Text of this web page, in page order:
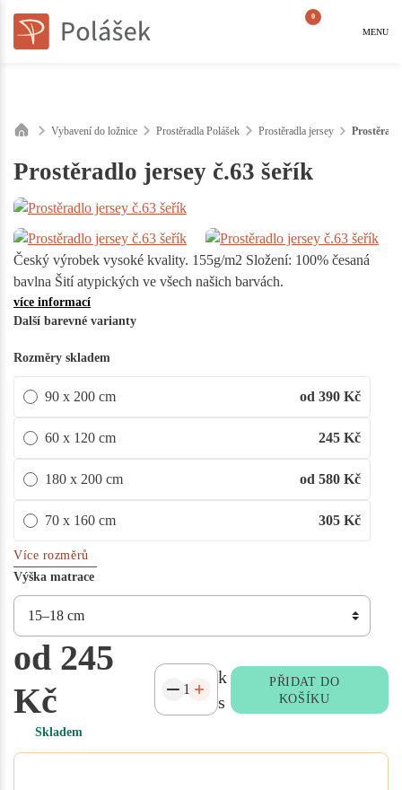
0
MENU
Vybavení do ložnice Prostěradla Polášek Prostěradla jersey
Prostěradlo jersey č.63 šeřík
Český výrobek vysoké kvality. 155g/m2 Složení: 100% česaná
bavlna Šití atypických ve všech našich barvách.
více informací
Další barevné varianty
Rozměry skladem
90 x 200 cm od 390 Kč
60 x 120 cm 245 Kč
180 x 200 cm od 580 Kč
70 x 160 cm 305 Kč
Více rozměrů
Výška matrace
od 245
Kč
Skladem
k
s
PŘIDAT DO
KOŠÍKU